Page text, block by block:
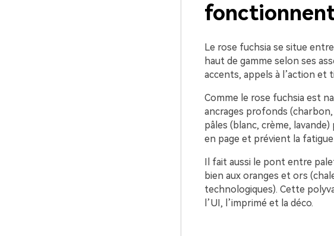
Le rose fuchsia se situe
haut de gamme selon ses
accents, appels à l’action et
Comme le rose fuchsia est
ancrages profonds
pâles (blanc, crème,
en page et prévient la fatigue
Il fait aussi le pont entre
bien aux oranges et ors
technologiques). Cette
l’UI, l’imprimé et la déco.